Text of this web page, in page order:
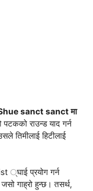
sanct sanct मा
पटकको राउन्ड याद गर्न
तिमीलाई हिटीलाई
्घाई प्रयोग गर्न
गाह्रो हुन्छ। तसर्थ,